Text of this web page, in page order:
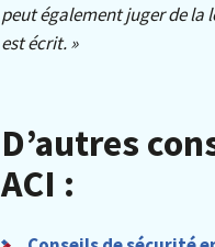
peut également juger de la
est écrit. »
D’autres
ACI :